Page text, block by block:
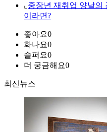
⌞ 중장년 재취업 양날의
이라면?
좋아요0
화나요0
슬퍼요0
더 궁금해요0
최신뉴스